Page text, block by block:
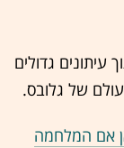
עיתונים גדולים
של גלובס.
אם המלחמה